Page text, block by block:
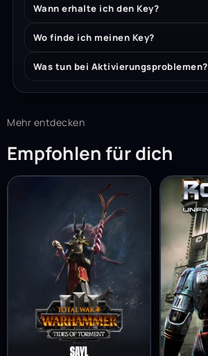
Wann erhalte ich den Key?
Wo finde ich meinen Key?
Was tun bei Aktivierungsproblemen?
Mehr entdecken
Empfohlen für dich